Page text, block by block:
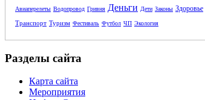
Авиаперелеты Водопровод Гривня Деньги Дети Законы Здоровье
Транспорт Туризм Фестиваль Футбол ЧП Экология
Разделы сайта
Карта сайта
Мероприятия